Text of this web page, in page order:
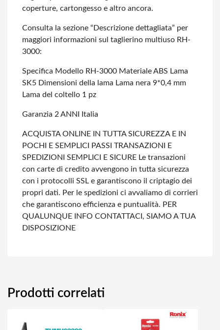
coperture, cartongesso e altro ancora.
Consulta la sezione “Descrizione dettagliata” per
maggiori informazioni sul taglierino multiuso RH-
3000:
Specifica Modello RH-3000 Materiale ABS Lama
SK5 Dimensioni della lama Lama nera 9*0,4 mm
Lama del coltello 1 pz
Garanzia 2 ANNI Italia
ACQUISTA ONLINE IN TUTTA SICUREZZA E IN
POCHI E SEMPLICI PASSI TRANSAZIONI E
SPEDIZIONI SEMPLICI E SICURE Le transazioni
con carte di credito avvengono in tutta sicurezza
con i protocolli SSL e garantiscono il criptagio dei
propri dati. Per le spedizioni ci avvaliamo di corrieri
che garantiscono efficienza e puntualità. PER
QUALUNQUE INFO CONTATTACI, SIAMO A TUA
DISPOSIZIONE
Prodotti correlati